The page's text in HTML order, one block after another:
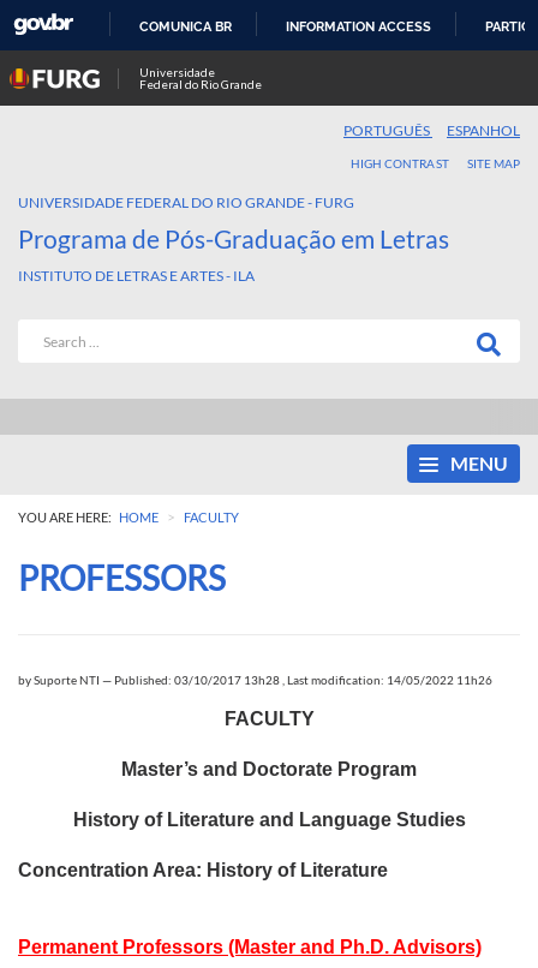
COMUNICA BR INFORMATION ACCESS
Universidade
Federal do Rio Grande
PORTUGUÊS ESPANHOL
HIGH CONTRAST SITE MAP
UNIVERSIDADE FEDERAL DO RIO GRANDE - FURG
Programa de Pós-Graduação em Letras
INSTITUTO DE LETRAS E ARTES - ILA
MENU
YOU ARE HERE: HOME > FACULTY
PROFESSORS
bySuporte NTI — Published: 03/10/2017 13h28 Last modification: 14/05/2022 11h26
FACULTY
Master’s and Doctorate Program
History of Literature and Language Studies
Concentration Area: History of Literature
Permanent Professors (Master and Ph.D. Advisors)